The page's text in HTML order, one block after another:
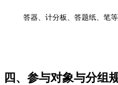
答器、计分板、答题纸、笔等
四、参与对象与分组